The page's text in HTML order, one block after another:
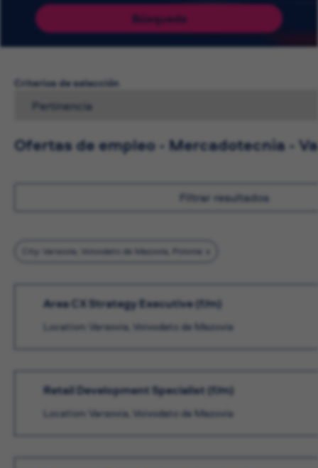
Búsqueda
Criterios de selección
Ofertas de empleo - Mercadotecnia -
Filtrar resultados
City: Varsovia, Voivodato de Mazovia, Polonia
Area CX Strategy Executive (f/m)
Location: Varsovia, Voivodato de Mazovia
Retail Development Specialist (f/m)
Location: Varsovia, Voivodato de Mazovia